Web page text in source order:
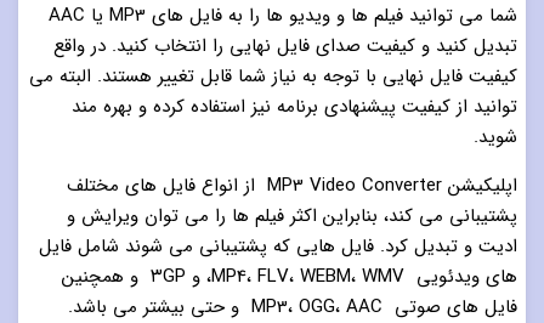
شما می توانید فیلم ها و ویدیو ها را به فایل های MP3 یا AAC
تبدیل کنید و کیفیت صدای فایل نهایی را انتخاب کنید. در واقع
کیفیت فایل نهایی با توجه به نیاز شما قابل تغییر هستند. البته می
توانید از کیفیت پیشنهادی برنامه نیز استفاده کرده و بهره مند
شوید.
اپلیکیشن MP3 Video Converter از انواع فایل های مختلف
پشتیبانی می کند، بنابراین اکثر فیلم ها را می توان ویرایش و
ادیت و تبدیل کرد. فایل هایی که پشتیبانی می شوند شامل فایل
های ویدئویی MP4، FLV، WEBM، WMV، و ۳GP و همچنین
فایل های صوتی MP3، OGG، AAC و حتی بیشتر می باشد.